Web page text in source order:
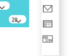
20
résultats/page